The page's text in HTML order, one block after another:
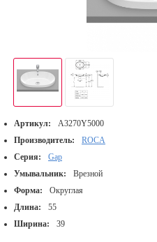
Артикул:
A3270Y5000
Производитель:
ROCA
Серия:
Gap
Умывальник:
Врезной
Форма:
Округлая
Длина:
55
Ширина:
39